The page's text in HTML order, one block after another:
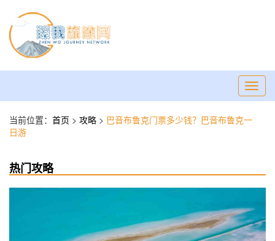
当前位置： 首页 > 攻略 > 巴音布鲁克门票多少钱？巴音布鲁克一
日游
热门攻略